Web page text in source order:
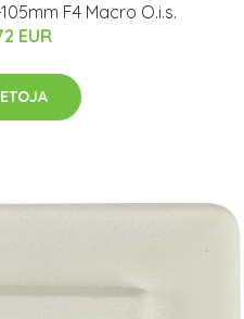
F4 Macro O.i.s.
EUR